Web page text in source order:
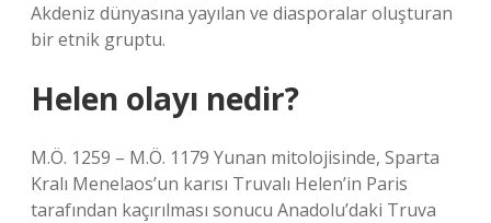
Akdeniz dünyasına yayılan ve diasporalar oluşturan
bir etnik gruptu.
Helen olayı nedir?
M.Ö. 1259 – M.Ö. 1179 Yunan mitolojisinde, Sparta
Kralı Menelaos’un karısı Truvalı Helen’in Paris
tarafından kaçırılması sonucu Anadolu’daki Truva